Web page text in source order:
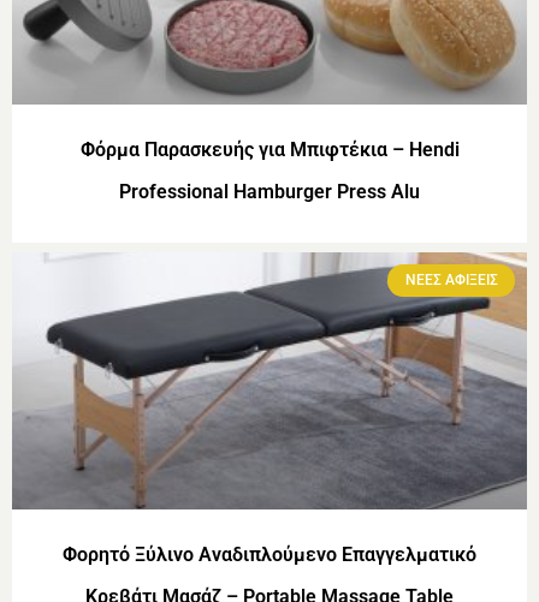
Φόρμα Παρασκευής για Μπιφτέκια – Hendi
Professional Hamburger Press Alu
ΝΕΕΣ ΑΦΙΞΕΙΣ
Φορητό Ξύλινο Αναδιπλούμενο Επαγγελματικό
Κρεβάτι Μασάζ – Portable Massage Table